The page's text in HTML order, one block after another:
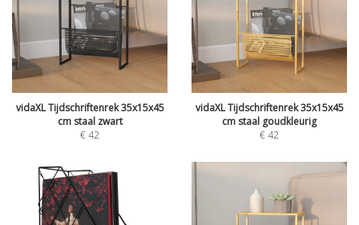
vidaXL Tijdschriftenrek 35x15x45
cm staal zwart
€42
vidaXL Tijdschriftenrek 35x15x45
cm staal goudkleurig
€42